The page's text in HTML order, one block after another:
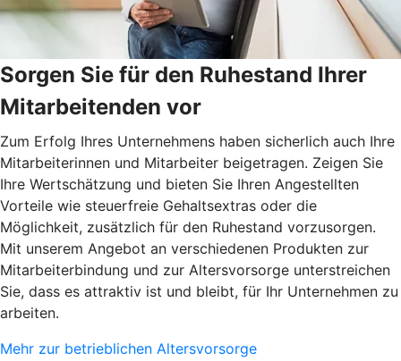
Sorgen Sie für den Ruhestand Ihrer
Mitarbeitenden vor
Zum Erfolg Ihres Unternehmens haben sicherlich auch Ihre
Mitarbeiterinnen und Mitarbeiter beigetragen. Zeigen Sie
Ihre Wertschätzung und bieten Sie Ihren Angestellten
Vorteile wie steuerfreie Gehaltsextras oder die
Möglichkeit, zusätzlich für den Ruhestand vorzusorgen.
Mit unserem Angebot an verschiedenen Produkten zur
Mitarbeiterbindung und zur Altersvorsorge unterstreichen
Sie, dass es attraktiv ist und bleibt, für Ihr Unternehmen zu
arbeiten.
Mehr zur betrieblichen Altersvorsorge